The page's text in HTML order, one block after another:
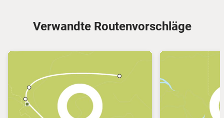
Verwandte Routenvorschläge